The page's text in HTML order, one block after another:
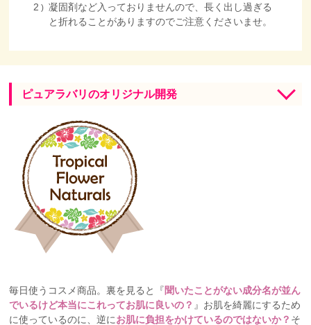
凝固剤など入っておりませんので、長く出し過ぎる
と折れることがありますのでご注意くださいませ。
ピュアラバリのオリジナル開発
毎日使うコスメ商品。裏を見ると『聞いたことがない成分名が並ん
でいるけど本当にこれってお肌に良いの？ 』お肌を綺麗にするため
に使っているのに、逆にお肌に負担をかけているのではないか？ そ